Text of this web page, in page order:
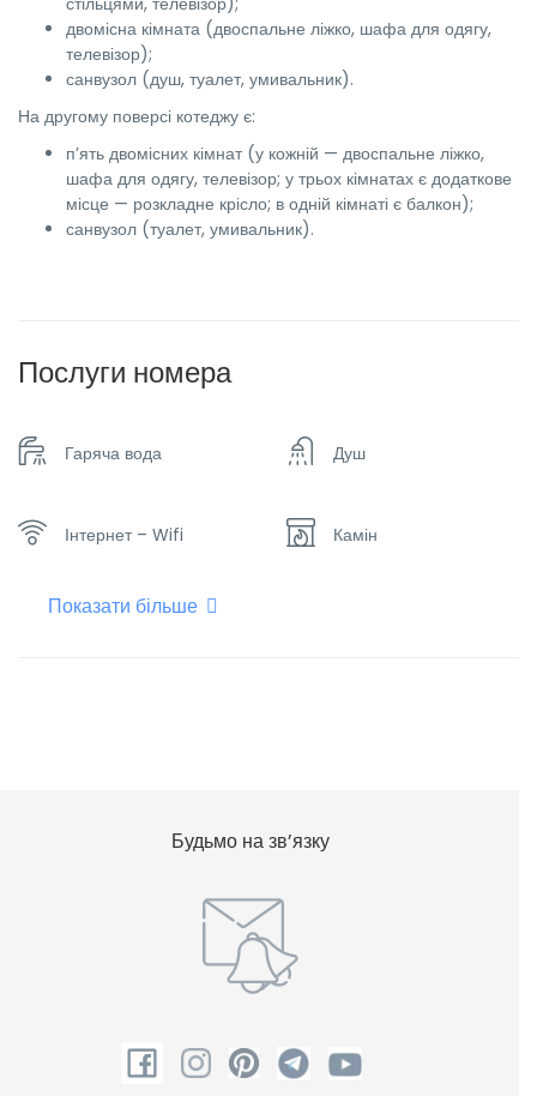
двомісна кімната (двоспальне ліжко, шафа для одягу,
телевізор);
санвузол (душ, туалет, умивальник).
На другому поверсі котеджу є:
п’ять двомісних кімнат (у кожній — двоспальне ліжко,
шафа для одягу, телевізор; у трьох кімнатах є додаткове
місце — розкладне крісло; в одній кімнаті є балкон);
санвузол (туалет, умивальник).
Послуги номера
Гаряча вода Душ
Інтернет – Wifi Камін
Кухня
Показати більше
Будьмо на зв’язку